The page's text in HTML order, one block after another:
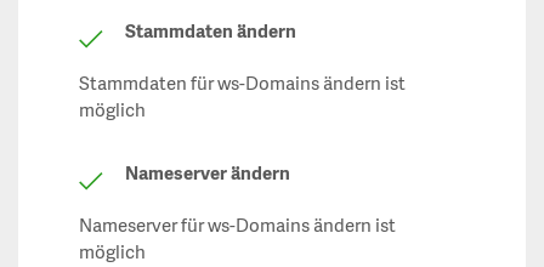
Stammdaten ändern
Stammdaten für ws-Domains ändern ist
möglich
Nameserver ändern
Nameserver für ws-Domains ändern ist
möglich